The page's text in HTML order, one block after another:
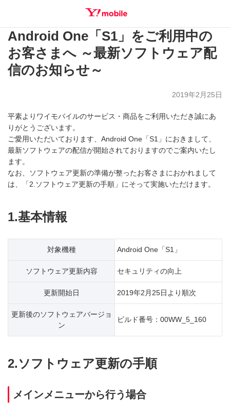
SEARCH
Android One「S1」をご利用中の
お客さまへ ～最新ソフトウェア配
信のお知らせ～
2019年2月25日
平素よりワイモバイルのサービス・商品をご利用いただき誠にあ
りがとうございます。
ご愛用いただいております、Android One「S1」におきまして、
最新ソフトウェアの配信が開始されておりますのでご案内いたし
ます。
なお、ソフトウェア更新の準備が整ったお客さまにおかれまして
は、「2.ソフトウェア更新の手順」にそって実施いただけます。
1.基本情報
対象機種 Android One「S1」
ソフトウェア更新内容 セキュリティの向上
更新開始日 2019年2月25日より順次
更新後のソフトウェアバージョ
ン
ビルド番号：00WW_5_160
2.ソフトウェア更新の手順
メインメニューから行う場合